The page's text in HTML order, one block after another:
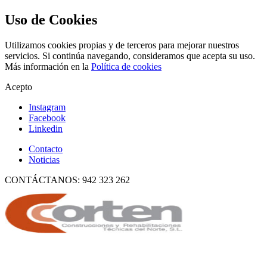
Uso de Cookies
Utilizamos cookies propias y de terceros para mejorar nuestros
servicios. Si continúa navegando, consideramos que acepta su uso.
Más información en la Política de cookies
Acepto
Instagram
Facebook
Linkedin
Contacto
Noticias
CONTÁCTANOS: 942 323 262